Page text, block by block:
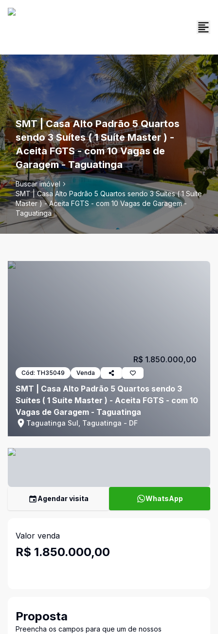
SMT | Casa Alto Padrão 5 Quartos
sendo 3 Suítes ( 1 Suíte Master ) -
Aceita FGTS - com 10 Vagas de
Garagem - Taguatinga
Buscar imóvel
SMT | Casa Alto Padrão 5 Quartos sendo 3 Suítes ( 1 Suíte
Master ) - Aceita FGTS - com 10 Vagas de Garagem -
Taguatinga
Cód: TH35049 Venda
SMT | Casa Alto Padrão 5 Quartos sendo 3
Suítes ( 1 Suíte Master ) - Aceita FGTS - com 10
Vagas de Garagem - Taguatinga
Taguatinga Sul, Taguatinga - DF
R$ 1.850.000,00
Agendar visita WhatsApp
Valor venda
R$ 1.850.000,00
Proposta
Preencha os campos para que um de nossos